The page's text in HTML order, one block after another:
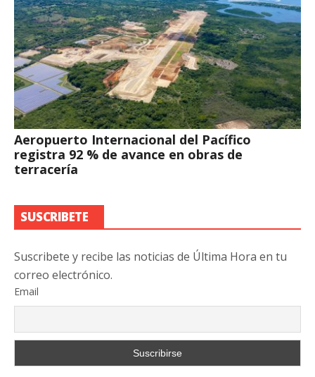
Aeropuerto Internacional del Pacífico
registra 92 % de avance en obras de
terracería
SUSCRIBETE
Suscribete y recibe las noticias de Última Hora en tu
correo electrónico.
Email